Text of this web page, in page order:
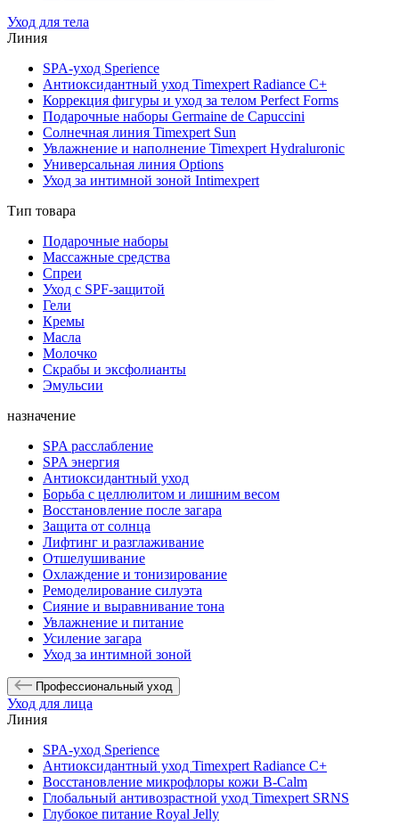
Уход для тела
Линия
SPA-уход Sperience
Антиоксидантный уход Timexpert Radiance C+
Коррекция фигуры и уход за телом Perfect Forms
Подарочные наборы Germaine de Capuccini
Солнечная линия Timexpert Sun
Увлажнение и наполнение Timexpert Hydraluronic
Универсальная линия Options
Уход за интимной зоной Intimexpert
Тип товара
Подарочные наборы
Массажные средства
Спреи
Уход с SPF-защитой
Гели
Кремы
Масла
Молочко
Скрабы и эксфолианты
Эмульсии
назначение
SPA расслабление
SPA энергия
Антиоксидантный уход
Борьба с целлюлитом и лишним весом
Восстановление после загара
Защита от солнца
Лифтинг и разглаживание
Отшелушивание
Охлаждение и тонизирование
Ремоделирование силуэта
Сияние и выравнивание тона
Увлажнение и питание
Усиление загара
Уход за интимной зоной
Профессиональный уход
Уход для лица
Линия
SPA-уход Sperience
Антиоксидантный уход Timexpert Radiance C+
Восстановление микрофлоры кожи B-Calm
Глобальный антивозрастной уход Timexpert SRNS
Глубокое питание Royal Jelly